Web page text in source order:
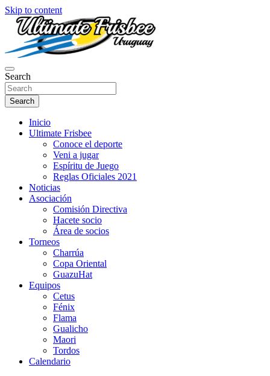
Skip to content
Ultimate Frisbee Uruguay
Página oficial de Ultimate Frisbee Uruguay! Aquí encontraras
información sobre el Ultimate y nuestras actividades en nuestro país!
Search
Search
Inicio
Ultimate Frisbee
Conoce el deporte
Veni a jugar
Espíritu de Juego
Reglas Oficiales 2021
Noticias
Asociación
Comisión Directiva
Hacete socio
Área de socios
Torneos
Charrúa
Copa Oriental
GuazuHat
Equipos
Cetus
Fénix
Flama
Gualicho
Maori
Tordos
Calendario